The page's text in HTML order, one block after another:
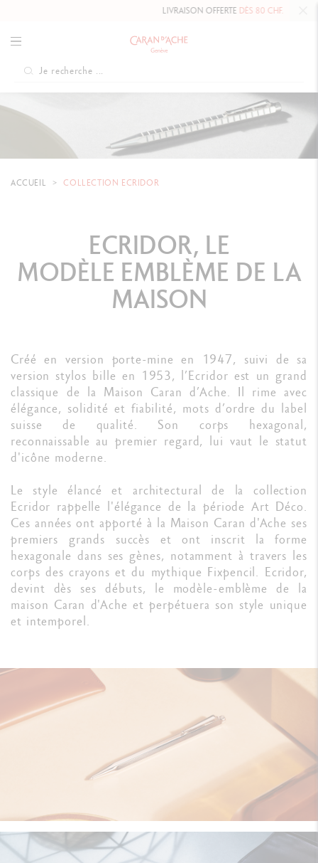
LIVRAISON OFFERTEDÈS 80 CHF.
ACCUEIL COLLECTION ECRIDOR
ECRIDOR, LE
MODÈLE EMBLÈME DE LA
MAISON
Créé en version porte-mine en 1947, suivi de sa
version stylos bille en 1953, l’Ecridor est un grand
classique de la Maison Caran d’Ache. Il rime avec
élégance, solidité et fiabilité, mots d’ordre du label
suisse de qualité. Son corps hexagonal,
reconnaissable au premier regard, lui vaut le statut
d'icône moderne.
Le style élancé et architectural de la collection
Ecridor rappelle l'élégance de la période Art Déco.
Ces années ont apporté à la Maison Caran d'Ache ses
premiers grands succès et ont inscrit la forme
hexagonale dans ses gènes, notamment à travers les
corps des crayons et du mythique Fixpencil. Ecridor,
devint dès ses débuts, le modèle-emblème de la
maison Caran d'Ache et perpétuera son style unique
et intemporel.